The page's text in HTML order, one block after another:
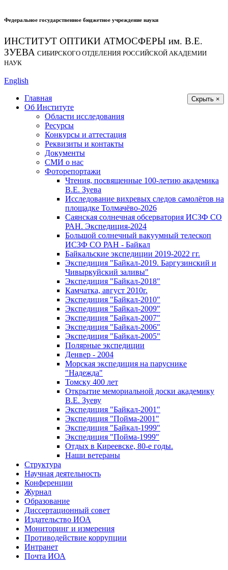
Федеральное государственное бюджетное учреждение науки
ИНСТИТУТ ОПТИКИ АТМОСФЕРЫ им. В.Е.
ЗУЕВА СИБИРСКОГО ОТДЕЛЕНИЯ РОССИЙСКОЙ АКАДЕМИИ
НАУК
English
Скрыть ×
Главная
Об Институте
Области исследования
Ресурсы
Конкурсы и аттестация
Реквизиты и контакты
Документы
СМИ о нас
Фоторепортажи
Чтения, посвященные 100-летию академика
В.Е. Зуева
Исследование вихревых следов самолётов на
площадке Толмачёво-2026
Саянская солнечная обсерватория ИСЗФ СО
РАН. Экспедиция-2024
Большой солнечный вакуумный телескоп
ИСЗФ СО РАН - Байкал
Байкальские экспедиции 2019-2022 гг.
Экспедиция "Байкал-2019. Баргузинский и
Чивыркуйский заливы"
Экспедиция "Байкал-2018"
Камчатка, август 2010г.
Экспедиция "Байкал-2010"
Экспедиция "Байкал-2009"
Экспедиция "Байкал-2007"
Экспедиция "Байкал-2006"
Экспедиция "Байкал-2005"
Полярные экспедиции
Денвер - 2004
Морская экспедиция на паруснике
"Надежда"
Томску 400 лет
Открытие мемориальной доски академику
В.Е. Зуеву
Экспедиция "Байкал-2001"
Экспедиция "Пойма-2001"
Экспедиция "Байкал-1999"
Экспедиция "Пойма-1999"
Отдых в Киреевске, 80-е годы.
Наши ветераны
Структура
Научная деятельность
Конференции
Журнал
Образование
Диссертационный совет
Издательство ИОА
Мониторинг и измерения
Противодействие коррупции
Интранет
Почта ИОА